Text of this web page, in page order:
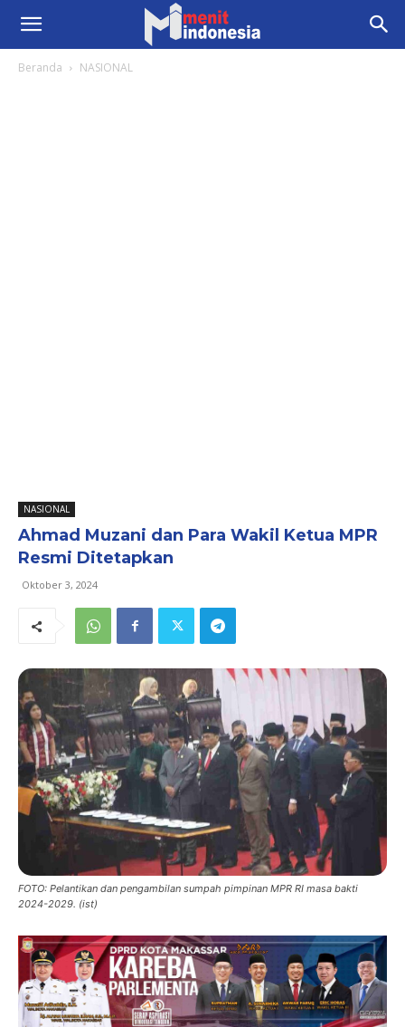
Beranda NASIONAL
NASIONAL
Ahmad Muzani dan Para Wakil Ketua MPR
Resmi Ditetapkan
Oktober 3, 2024
FOTO: Pelantikan dan pengambilan sumpah pimpinan MPR RI masa bakti
2024-2029. (ist)